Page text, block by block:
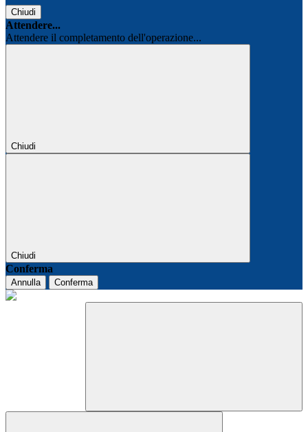
Chiudi
Attendere...
Attendere il completamento dell'operazione...
Chiudi
Chiudi
Conferma
Annulla Conferma